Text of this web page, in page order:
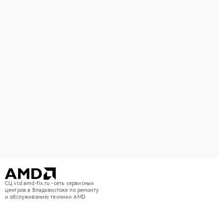
СЦ vld.amd-fix.ru - сеть сервисных
центров в Владивостоке по ремонту
и обслуживанию техники AMD